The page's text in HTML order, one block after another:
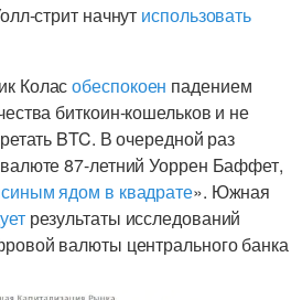
стрит начнут использовать
Коласобеспокоен падением
биткоин-кошельков и не
BTC. В очередной раз
87-летний Уоррен Баффет,
ядом в квадрате». Южная
результаты исследований
валюты центрального банка